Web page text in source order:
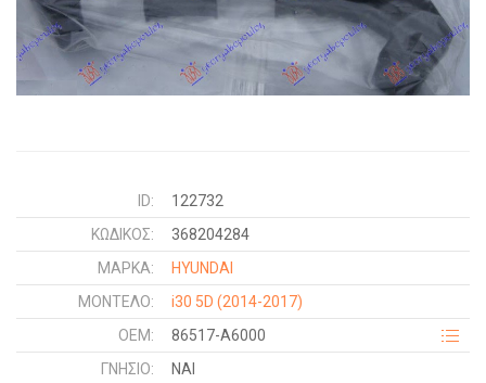
ID:
122732
ΚΩΔΙΚΌΣ:
368204284
ΜΑΡΚΑ:
HYUNDAI
ΜΟΝΤΕΛΟ:
i30 5D (2014-2017)
OEM:
86517-A6000
ΓΝΉΣΙΟ:
ΝΑΙ